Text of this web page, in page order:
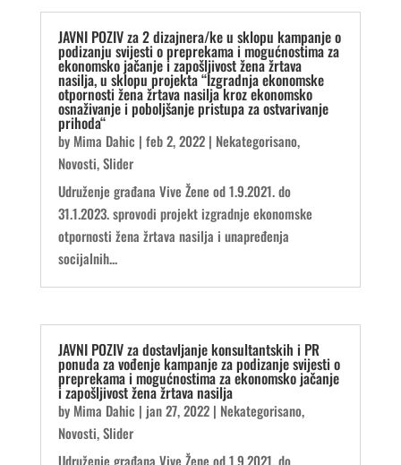
JAVNI POZIV za 2 dizajnera/ke u sklopu kampanje o
podizanju svijesti o preprekama i mogućnostima za
ekonomsko jačanje i zapošljivost žena žrtava
nasilja, u sklopu projekta “Izgradnja ekonomske
otpornosti žena žrtava nasilja kroz ekonomsko
osnaživanje i poboljšanje pristupa za ostvarivanje
prihoda“
by Mima Dahic | feb 2, 2022| Nekategorisano,
Novosti,Slider
Udruženje građana Vive Žene od 1.9.2021. do
31.1.2023. sprovodi projekt izgradnje ekonomske
otpornosti žena žrtava nasilja i unapređenja
socijalnih...
JAVNI POZIV za dostavljanje konsultantskih i PR
ponuda za vođenje kampanje za podizanje svijesti o
preprekama i mogućnostima za ekonomsko jačanje
i zapošljivost žena žrtava nasilja
by Mima Dahic | jan 27, 2022| Nekategorisano,
Novosti,Slider
Udruženje građana Vive Žene od 1.9.2021. do